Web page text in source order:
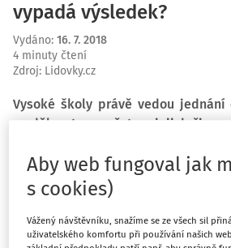
vypadá výsledek?
Vydáno: 16. 7. 2018
4 minuty čtení
Zdroj: Lidovky.cz
Vysoké školy právě vedou
rozdělovat rozpočet na jejich
složitá pravidla – něco jde za
také ostatní tvůrčí činnost.
V neveřejných podkladech
Aby web fungoval jak
s cookies)
Vážený návštěvníku, snažíme se ze všech sil
uživatelského komfortu při používání našich